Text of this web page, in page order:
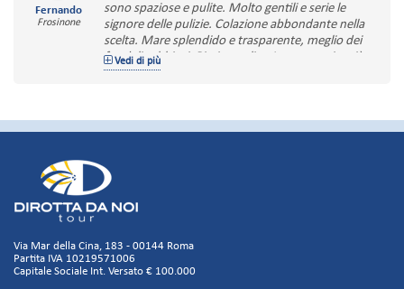
Fernando
Frosinone
sono spaziose e pulite. Molto gentili e serie le
signore delle pulizie. Colazione abbondante nella
scelta. Mare splendido e trasparente, meglio dei
fondali sabbiosi. Piscina pulita. La cena varia, più
bravi con la carne. Nell'insieme una sorpresa!!
Vedi di più
Via Mar della Cina, 183 - 00144 Roma
Partita IVA 10219571006
Capitale Sociale Int. Versato € 100.000